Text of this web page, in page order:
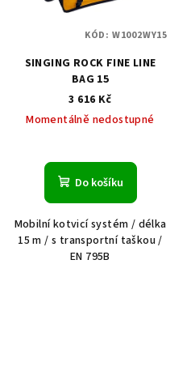
SINGING ROCK FINE LINE
BAG 15
3 616 Kč
Momentálně nedostupné
Do košíku
Mobilní kotvicí systém / délka
15 m / s transportní taškou /
EN 795B
KÓD: W1002WY15